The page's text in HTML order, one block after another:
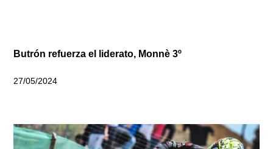
Butrón refuerza el liderato, Monnè 3º
27/05/2024